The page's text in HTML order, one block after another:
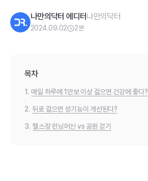
나만의닥터 에디터나만의닥터
2024.09.02 2분
목차
1. 매일 하루에 1만보 이상 걸으면 건강에 좋다?
2. 뒤로 걸으면 성기능이 개선된다?
3. 헬스장 런닝머신 vs 공원 걷기